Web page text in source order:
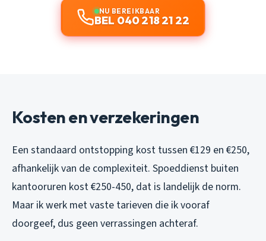
NU BEREIKBAAR
BEL 040 218 21 22
Kosten en verzekeringen
Een standaard ontstopping kost tussen €129 en €250,
afhankelijk van de complexiteit. Spoeddienst buiten
kantooruren kost €250-450, dat is landelijk de norm.
Maar ik werk met vaste tarieven die ik vooraf
doorgeef, dus geen verrassingen achteraf.